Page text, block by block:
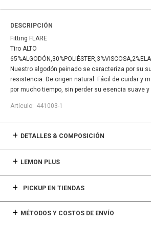
DESCRIPCIÓN
Fitting FLARE
Tiro ALTO
Nuestro algodón peinado se caracteriza por su
resistencia. De origen natural. Fácil de cuidar y
por mucho tiempo, sin perder su esencia suave
441003-1
DETALLES & COMPOSICIÓN
LEMON PLUS
PICKUP EN TIENDAS
MÉTODOS Y COSTOS DE ENVÍO